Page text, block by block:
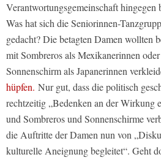
Verantwortungsgemeinschaft
Was hat sich die Seniorinnen-
gedacht? Die betagten Damen wollten
mit Sombreros als Mexikanerinnen
Sonnenschirm als Japanerinnen
hüpfen. Nur gut, dass die politisch
rechtzeitig „Bedenken an der Wirkung
und Sombreros und Sonnenschirme
die Auftritte der Damen nun von
kulturelle Aneignung begleitet“. Geht